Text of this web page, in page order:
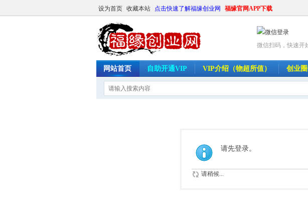
设为首页 收藏本站 点击快速了解福缘创业网 福缘官网APP下载
微信扫码，快速开
网站首页 自助开通VIP VIP介绍（物超所值） 创业圈
请先登录。
请稍候...